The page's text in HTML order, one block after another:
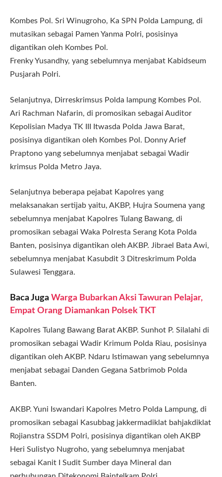
Kombes Pol. Sri Winugroho, Ka SPN Polda Lampung, di
mutasikan sebagai Pamen Yanma Polri, posisinya
digantikan oleh Kombes Pol.
Frenky Yusandhy, yang sebelumnya menjabat Kabidseum
Pusjarah Polri.
Selanjutnya, Dirreskrimsus Polda lampung Kombes Pol.
Ari Rachman Nafarin, di promosikan sebagai Auditor
Kepolisian Madya TK III Itwasda Polda Jawa Barat,
posisinya digantikan oleh Kombes Pol. Donny Arief
Praptono yang sebelumnya menjabat sebagai Wadir
krimsus Polda Metro Jaya.
Selanjutnya beberapa pejabat Kapolres yang
melaksanakan sertijab yaitu, AKBP, Hujra Soumena yang
sebelumnya menjabat Kapolres Tulang Bawang, di
promosikan sebagai Waka Polresta Serang Kota Polda
Banten, posisinya digantikan oleh AKBP. Jibrael Bata Awi,
sebelumnya menjabat Kasubdit 3 Ditreskrimum Polda
Sulawesi Tenggara.
Baca Juga Warga Bubarkan Aksi Tawuran Pelajar,
Empat Orang Diamankan Polsek TKT
Kapolres Tulang Bawang Barat AKBP. Sunhot P. Silalahi di
promosikan sebagai Wadir Krimum Polda Riau, posisinya
digantikan oleh AKBP. Ndaru Istimawan yang sebelumnya
menjabat sebagai Danden Gegana Satbrimob Polda
Banten.
AKBP. Yuni Iswandari Kapolres Metro Polda Lampung, di
promosikan sebagai Kasubbag jakkermadiklat bahjakdiklat
Rojianstra SSDM Polri, posisinya digantikan oleh AKBP
Heri Sulistyo Nugroho, yang sebelumnya menjabat
sebagai Kanit I Sudit Sumber daya Mineral dan